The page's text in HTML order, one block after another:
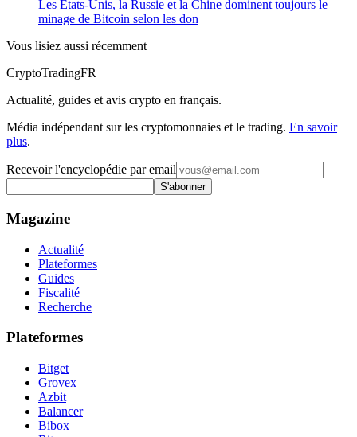
Les États-Unis, la Russie et la Chine dominent toujours le
minage de Bitcoin selon les don
Vous lisiez aussi récemment
CryptoTradingFR
Actualité, guides et avis crypto en français.
Média indépendant sur les cryptomonnaies et le trading. En savoir
plus.
Recevoir l'encyclopédie par email
S'abonner
Magazine
Actualité
Plateformes
Guides
Fiscalité
Recherche
Plateformes
Bitget
Grovex
Azbit
Balancer
Bibox